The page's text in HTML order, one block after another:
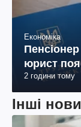
Економіка
юрист
2 години тому
Інші